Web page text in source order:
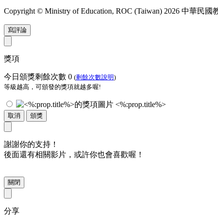
Copyright © Ministry of Education, ROC (Taiwan) 2026 中華民國
寫評論
獎項
今日頒獎剩餘次數 0 (剩餘次數說明)
等級越高，可頒發的獎項就越多喔!
<%:prop.title%>
取消 頒獎
謝謝你的支持！
後面還有相關影片，或許你也會喜歡喔！
關閉
分享